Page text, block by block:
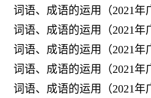
词语、成语的运用（2021年
词语、成语的运用（2021年
词语、成语的运用（2021年
词语、成语的运用（2021年
词语、成语的运用（2021年